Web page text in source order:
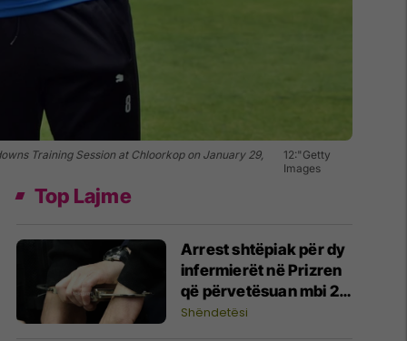
Training Session at Chloorkop on January 29,
12:"Getty
Images
Top Lajme
​Arrest shtëpiak për dy
infermierët në Prizren
që përvetësuan mbi 2
mijë euro
Shëndetësi